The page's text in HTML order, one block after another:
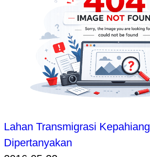
Lahan Transmigrasi Kepahiang
Dipertanyakan